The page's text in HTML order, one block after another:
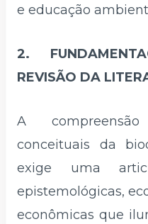
e educação
2.
REVISÃO DA
A
conceituais da
exige uma
epistemológicas,
econômicas que